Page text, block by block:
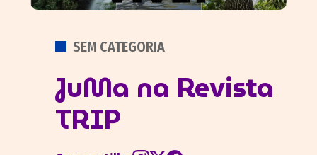
POSTADO
SEM CATEGORIA
JuMa na Revista
TRIP